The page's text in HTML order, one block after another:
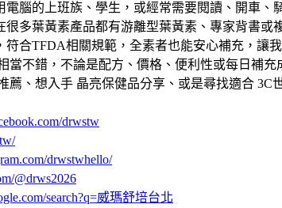
電腦的上班族、學生，或經常需要閱讀、開車
很多葉黃素產品都有游離型葉黃素、專家背書或
合TFDA相關規範，全素者也能安心補充，讓
當不錯，不論是配方、價格、便利性或每日補充
薦、想入手 晶亮保健品分享、或是尋找適合 3C
drwstw
drwstwhello/
@drws2026
search?q=威瑪舒培台北